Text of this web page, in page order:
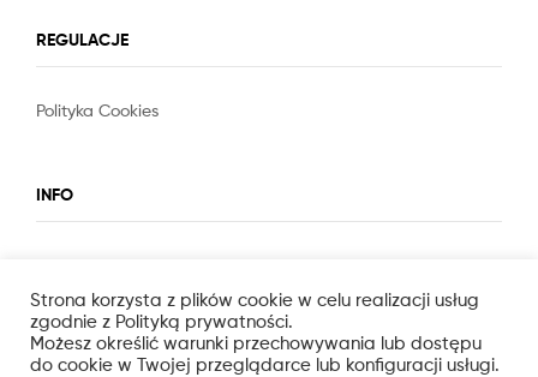
REGULACJE
Polityka Cookies
INFO
Strona korzysta z plików cookie w celu realizacji usług
zgodnie z Polityką prywatności.
Możesz określić warunki przechowywania lub dostępu
do cookie w Twojej przeglądarce lub konfiguracji usługi.